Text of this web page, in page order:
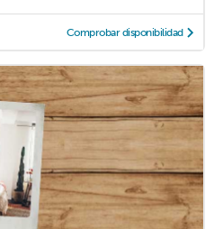
Comprobar disponibilidad